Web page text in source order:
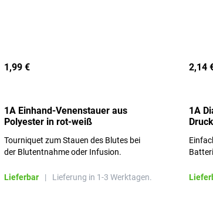
1,99 €
1A Einhand-Venenstauer aus
Polyester in rot-weiß
Tourniquet zum Stauen des Blutes bei
der Blutentnahme oder Infusion.
Lieferbar | Lieferung in 1-3 Werktagen.
2,14
1A